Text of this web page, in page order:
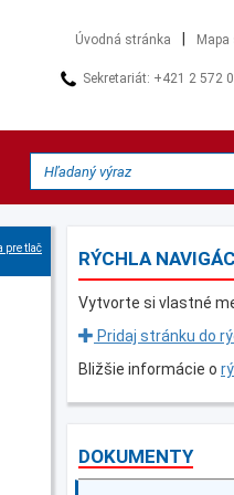
Úvodná stránka
Sekretariát: +421 2 572
pre tlač RÝCHLA
Vytvorte si vlastné
Pridaj stránku do
Bližšie informácie o
DOKUMENTY